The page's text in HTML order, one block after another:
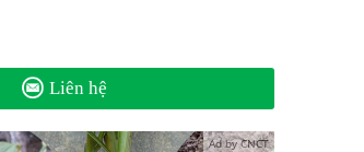
Liên hệ
Ad by CNCT